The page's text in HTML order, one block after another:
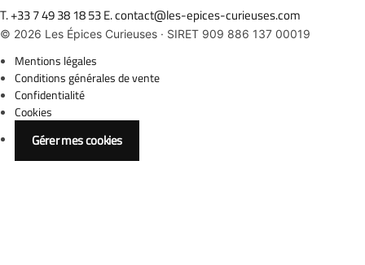
T.+33 7 49 38 18 53E.contact@les-epices-curieuses.com
© 2026 Les Épices Curieuses · SIRET 909 886 137 00019
Mentions légales
Conditions générales de vente
Confidentialité
Cookies
Gérer mes cookies